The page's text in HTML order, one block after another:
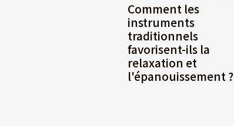
Comment les
instruments
traditionnels
favorisent-ils la
relaxation et
l'épanouissement ?